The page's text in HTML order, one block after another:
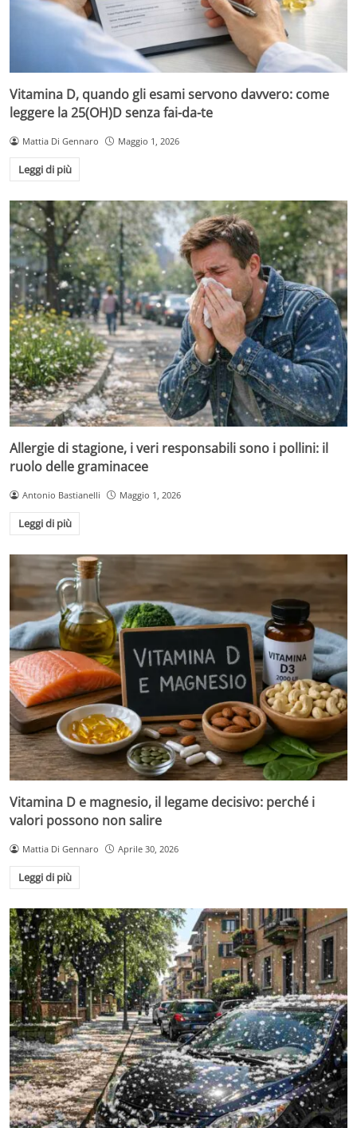
Vitamina D, quando gli esami servono davvero: come
leggere la 25(OH)D senza fai-da-te
Mattia Di Gennaro Maggio 1, 2026
Leggi di più
Allergie di stagione, i veri responsabili sono i pollini: il
ruolo delle graminacee
Antonio Bastianelli Maggio 1, 2026
Leggi di più
Vitamina D e magnesio, il legame decisivo: perché i
valori possono non salire
Mattia Di Gennaro Aprile 30, 2026
Leggi di più